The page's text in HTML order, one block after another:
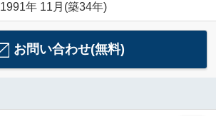
1991年 11月(築34年)
お問い合わせ(無料)